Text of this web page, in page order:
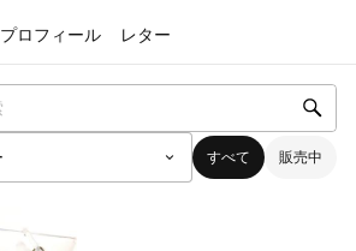
プロフィール レター
すべて 販売中